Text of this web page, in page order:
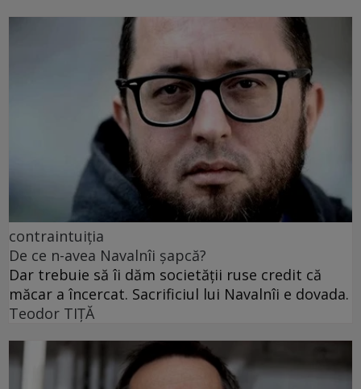
contraintuiția
De ce n-avea Navalnîi șapcă?
Dar trebuie să îi dăm societății ruse credit că
măcar a încercat. Sacrificiul lui Navalnîi e dovada.
Teodor TIŢĂ